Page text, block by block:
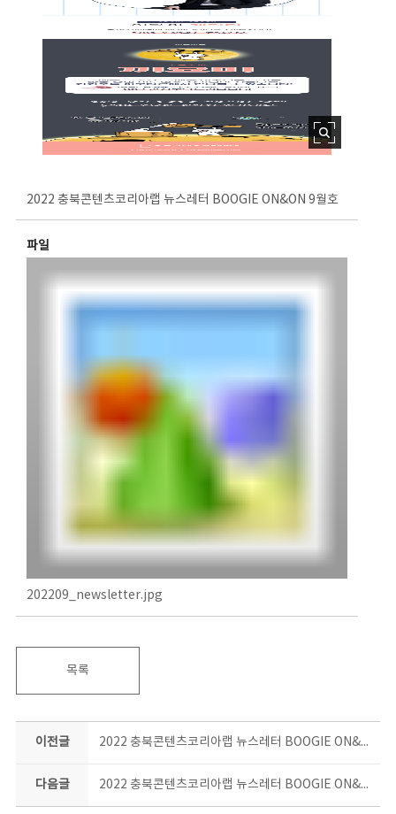
2022 충북콘텐츠코리아랩 뉴스레터 BOOGIE ON&ON 9월호
파일
202209_newsletter.jpg
목록
이전글 2022 충북콘텐츠코리아랩 뉴스레터 BOOGIE ON&ON 8월호
다음글 2022 충북콘텐츠코리아랩 뉴스레터 BOOGIE ON&ON 10월호